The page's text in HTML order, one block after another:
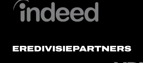
EREDIVISIEPARTNERS